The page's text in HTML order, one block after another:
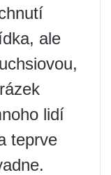
ale
lidí
teprve